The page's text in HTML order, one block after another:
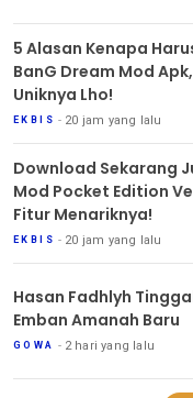
5 Alasan Kenapa
BanG Dream Mod
Uniknya Lho!
EKBIS 20 jam yang lalu
Download Sekarang
Mod Pocket Edition
Fitur Menariknya!
EKBIS 20 jam yang lalu
Hasan Fadhlyh
Emban Amanah Baru
GOWA 2 hari yang lalu